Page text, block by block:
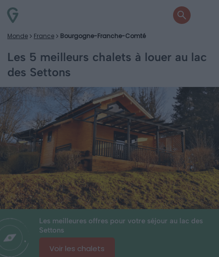
Monde France Bourgogne-Franche-Comté
Les 5 meilleurs chalets à louer au lac
des Settons
Les meilleures offres pour votre séjour au lac des
Settons
Voir les chalets